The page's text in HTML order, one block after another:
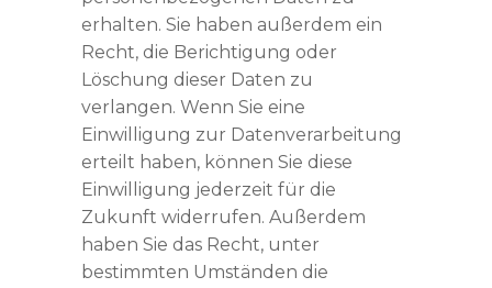
erhalten. Sie haben außerdem ein
Recht, die Berichtigung oder
Löschung dieser Daten zu
verlangen. Wenn Sie eine
Einwilligung zur Datenverarbeitung
erteilt haben, können Sie diese
Einwilligung jederzeit für die
Zukunft widerrufen. Außerdem
haben Sie das Recht, unter
bestimmten Umständen die